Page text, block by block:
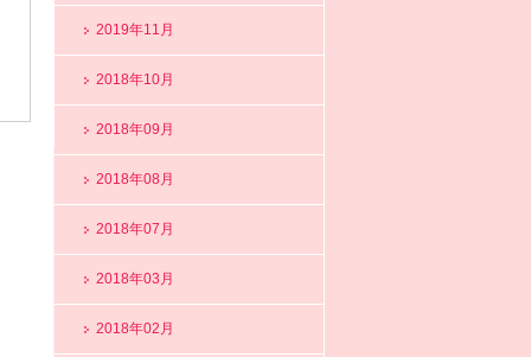
2019年11月
2018年10月
2018年09月
2018年08月
2018年07月
2018年03月
2018年02月